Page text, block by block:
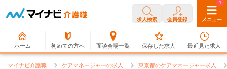
求人検索 会員登録 メニュー
ホーム 初めての方へ 面談会場一覧
0
保存した求人
1
最近見た求人
マイナビ介護職 ケアマネージャーの求人 東京都のケアマネージャー求人